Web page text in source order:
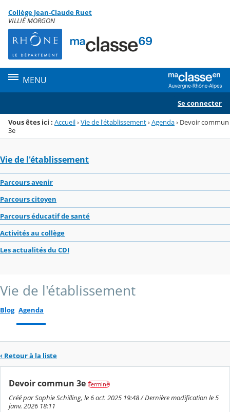
Menu de la rubrique
Contenu
Collège Jean-Claude Ruet
VILLIÉ MORGON
MENU
Se connecter
Vous êtes ici : Accueil›Vie de l'établissement›Agenda› Devoir commun
3e
Vie de l'établissement
Parcours avenir
Parcours citoyen
Parcours éducatif de santé
Activités au collège
Les actualités du CDI
Vie de l'établissement
Blog Agenda
‹ Retour à la liste
Devoir commun 3e Terminé
Créé par Sophie Schilling, le 6 oct. 2025 19:48 / Dernière modification le 5
janv. 2026 18:11